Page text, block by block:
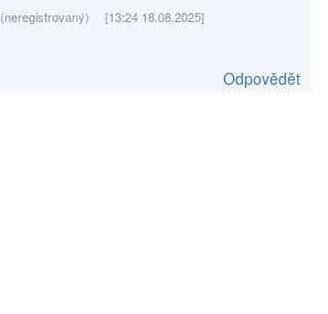
(neregistrovaný) [13:24 18.08.2025]
Odpovědět